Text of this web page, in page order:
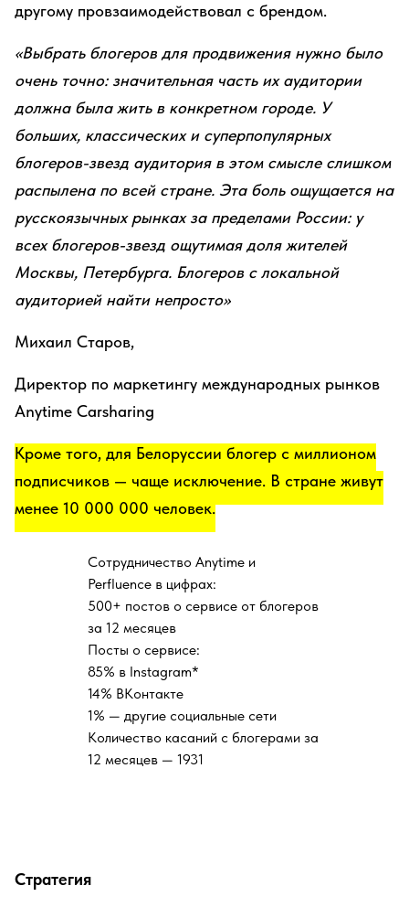
другому провзаимодействовал с брендом.
«Выбрать блогеров для продвижения нужно было
очень точно: значительная часть их аудитории
должна была жить в конкретном городе. У
больших, классических и суперпопулярных
блогеров-звезд аудитория в этом смысле слишком
распылена по всей стране. Эта боль ощущается на
русскоязычных рынках за пределами России: у
всех блогеров-звезд ощутимая доля жителей
Москвы, Петербурга. Блогеров с локальной
аудиторией найти непросто»
Михаил Старов,
Директор по маркетингу международных рынков
Anytime Carsharing
Кроме того, для Белоруссии блогер с миллионом
подписчиков — чаще исключение. В стране живут
менее 10 000 000 человек.
Сотрудничество Anytime и
Perfluence в цифрах:
500+ постов о сервисе от блогеров
за 12 месяцев
Посты о сервисе:
85% в Instagram*
14% ВКонтакте
1% — другие социальные сети
Количество касаний с блогерами за
12 месяцев — 1931
Стратегия